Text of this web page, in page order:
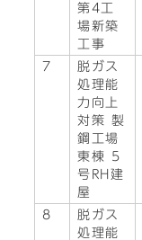
第4工
場新築
工事
7
脱ガス
処理能
力向上
対策 製
鋼工場
東棟 5
号RH建
屋
8
脱ガス
処理能